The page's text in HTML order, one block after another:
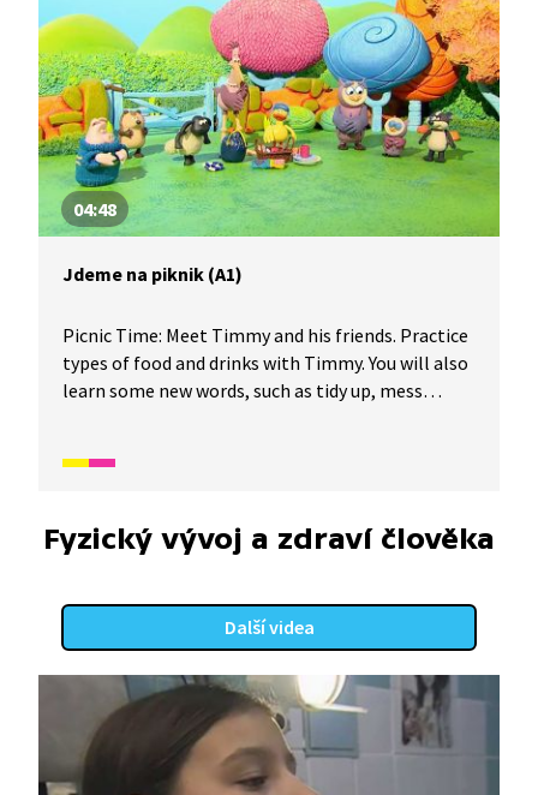
pojmenovat druhy ovoce a zeleniny. Naučíte se
také nová slovíčka, jako například apple nebo
banana. Timmy a jeho přátelé pořádají piknik.
Zjistěte, co mají Timmyho kamarádi za zdravé
svačinky.
04:48
Jdeme na piknik (A1)
Picnic Time: Meet Timmy and his friends. Practice
types of food and drinks with Timmy. You will also
learn some new words, such as tidy up, mess
for food and drinks? Seznamte se s Timmym
zásobu na téma jídlo a pití. Naučte se také několik
nových slovíček, jako například tidy up, mess
na piknik. Co si s sebou nachystají za občerstvení?
Fyzický vývoj a zdraví člověka
Další videa